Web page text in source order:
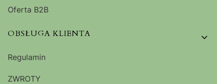
Oferta B2B
OBSŁUGA KLIENTA
Regulamin
ZWROTY